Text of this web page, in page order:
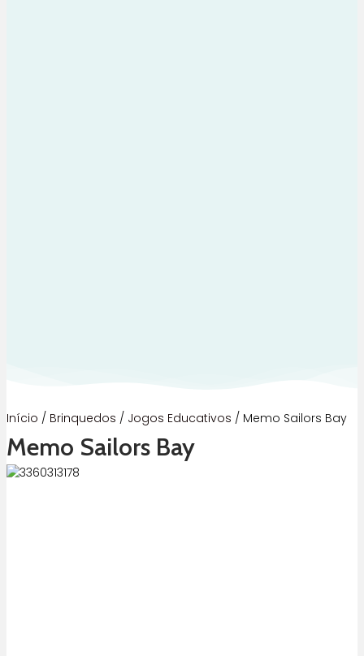
Início / Brinquedos / Jogos Educativos / Memo Sailors Bay
Memo Sailors Bay